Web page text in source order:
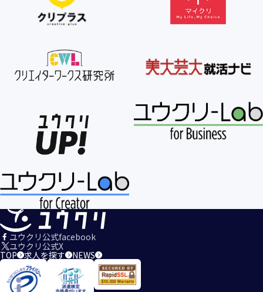
ユウクリ公式facebook
ユウクリ公式X
TOP 求人を探す NEWS